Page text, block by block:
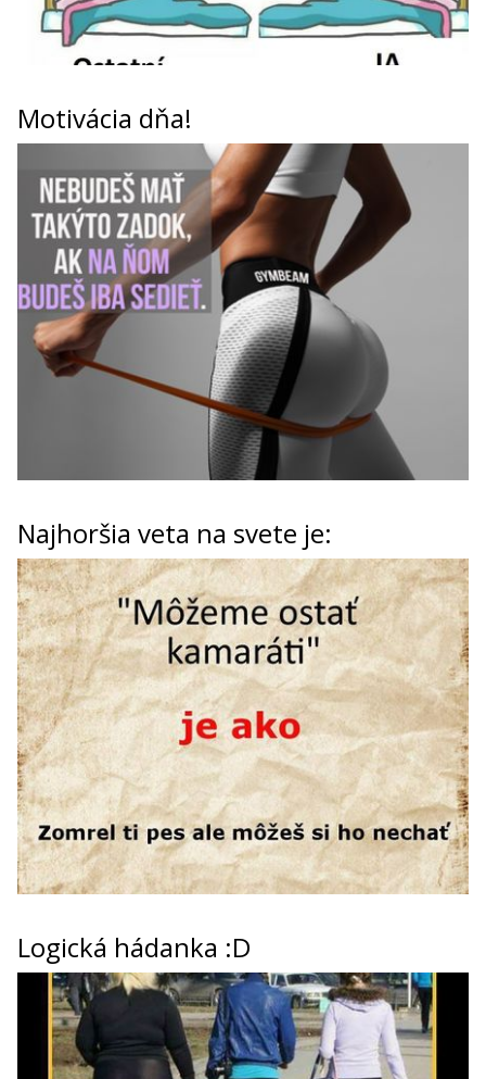
Motivácia dňa!
Najhoršia veta na svete je:
Logická hádanka :D